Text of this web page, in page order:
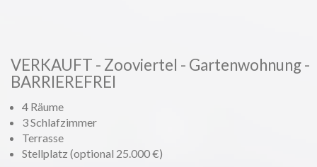
Vorheriges Weiter
VERKAUFT - Zooviertel - Gartenwohnung -
BARRIEREFREI
4 Räume
3 Schlafzimmer
Terrasse
Stellplatz (optional 25.000 €)